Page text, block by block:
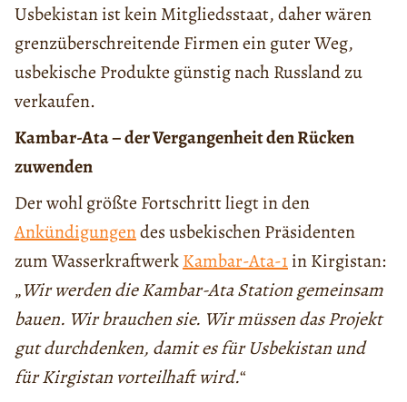
Usbekistan ist kein Mitgliedsstaat, daher wären
grenzüberschreitende Firmen ein guter Weg,
usbekische Produkte günstig nach Russland zu
verkaufen.
Kambar-Ata – der Vergangenheit den Rücken
zuwenden
Der wohl größte Fortschritt liegt in den
Ankündigungendes usbekischen Präsidenten
zum WasserkraftwerkKambar-Ata-1in Kirgistan:
„Wir werden die Kambar-Ata Station gemeinsam
bauen. Wir brauchen sie. Wir müssen das Projekt
gut durchdenken, damit es für Usbekistan und
für Kirgistan vorteilhaft wird.“